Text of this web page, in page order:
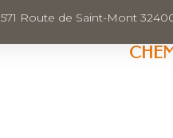
571 Route de Saint-Mont